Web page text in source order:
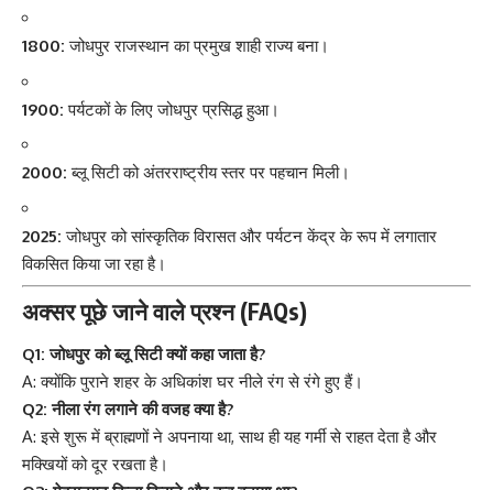
1800: जोधपुर राजस्थान का प्रमुख शाही राज्य बना।
1900: पर्यटकों के लिए जोधपुर प्रसिद्ध हुआ।
2000: ब्लू सिटी को अंतरराष्ट्रीय स्तर पर पहचान मिली।
2025: जोधपुर को सांस्कृतिक विरासत और पर्यटन केंद्र के रूप में लगातार
विकसित किया जा रहा है।
अक्सर पूछे जाने वाले प्रश्न (FAQs)
Q1: जोधपुर को ब्लू सिटी क्यों कहा जाता है?
A: क्योंकि पुराने शहर के अधिकांश घर नीले रंग से रंगे हुए हैं।
Q2: नीला रंग लगाने की वजह क्या है?
A: इसे शुरू में ब्राह्मणों ने अपनाया था, साथ ही यह गर्मी से राहत देता है और
मक्खियों को दूर रखता है।